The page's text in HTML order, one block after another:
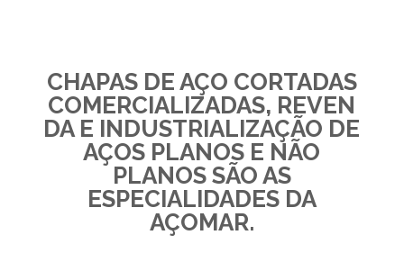
CHAPAS DE AÇO CORTADAS
COMERCIALIZADAS, REVEN
DA E INDUSTRIALIZAÇÃO DE
AÇOS PLANOS E NÃO
PLANOS SÃO AS
ESPECIALIDADES DA
AÇOMAR.